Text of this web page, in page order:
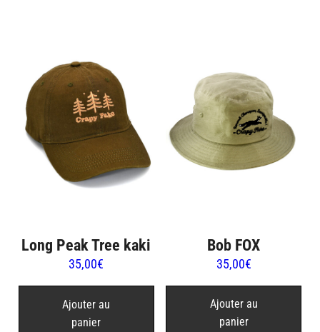
Long Peak Tree kaki
35,00€
Ajouter au
panier
Bob FOX
35,00€
Ajouter au
panier